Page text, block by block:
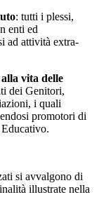
: tutti i plessi,
enti ed
ad attività extra-
vita delle
dei Genitori,
i quali
promotori di
si avvalgono di
illustrate nella